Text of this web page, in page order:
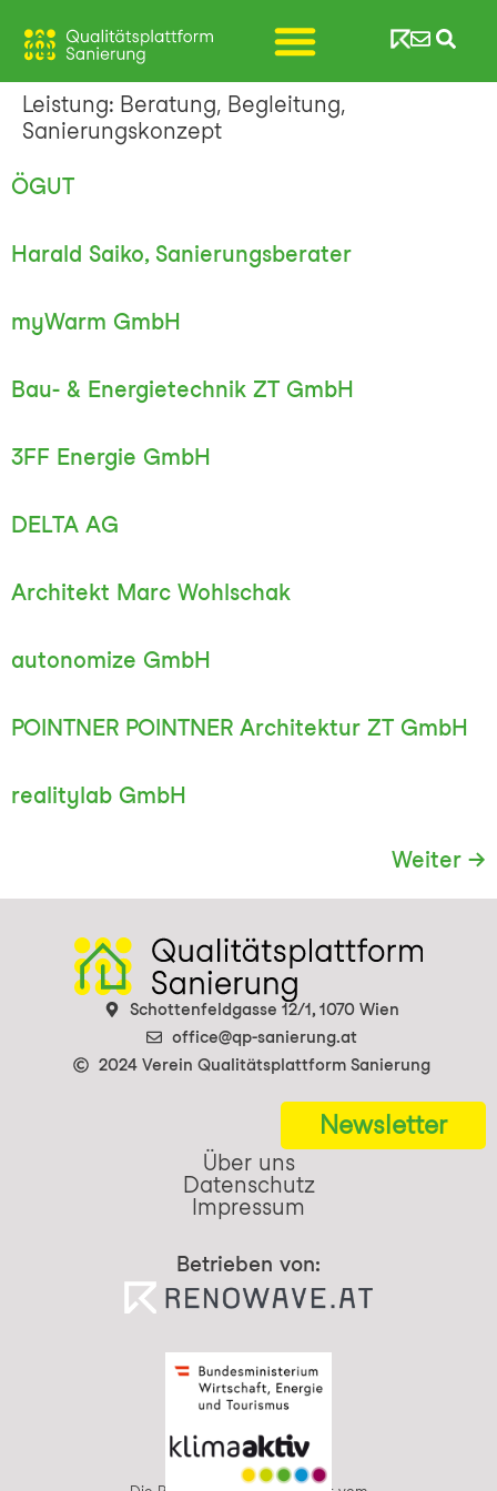
Leistung: Beratung, Begleitung,
Sanierungskonzept
ÖGUT
Harald Saiko, Sanierungsberater
myWarm GmbH
Bau- & Energietechnik ZT GmbH
3FF Energie GmbH
DELTA AG
Architekt Marc Wohlschak
autonomize GmbH
POINTNER POINTNER Architektur ZT GmbH
realitylab GmbH
Weiter →
Schottenfeldgasse 12/1, 1070 Wien
office@qp-sanierung.at
2024 Verein Qualitätsplattform Sanierung
Newsletter
Über uns
Datenschutz
Impressum
Betrieben von: